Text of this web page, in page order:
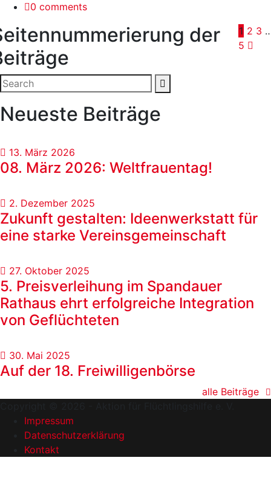
0 comments
der
1 2 3
5
Neueste Beiträge
13. März 2026
08. März 2026: Weltfrauentag!
2. Dezember 2025
Zukunft gestalten: Ideenwerkstatt für
eine starke Vereinsgemeinschaft
27. Oktober 2025
5. Preisverleihung im Spandauer
Rathaus ehrt erfolgreiche Integration
von Geflüchteten
30. Mai 2025
Auf der 18. Freiwilligenbörse
alle Beiträge
Impressum
Datenschutzerklärung
Kontakt